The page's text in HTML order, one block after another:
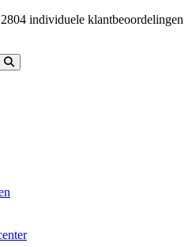
2804 individuele klantbeoordelingen